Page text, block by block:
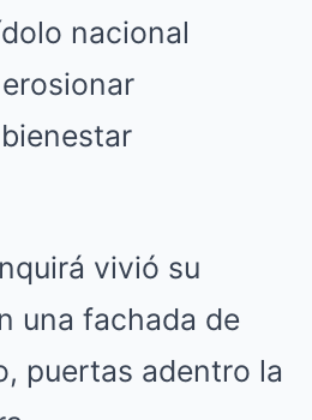
nacional
vivió su
una fachada de
puertas adentro la